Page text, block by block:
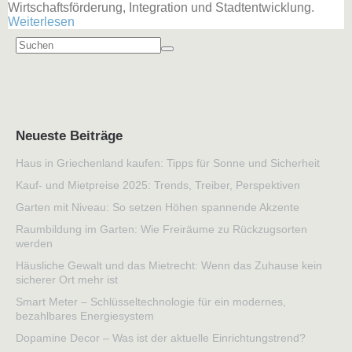
Wirtschaftsförderung, Integration und Stadtentwicklung.
Weiterlesen
Neueste Beiträge
Haus in Griechenland kaufen: Tipps für Sonne und Sicherheit
Kauf- und Mietpreise 2025: Trends, Treiber, Perspektiven
Garten mit Niveau: So setzen Höhen spannende Akzente
Raumbildung im Garten: Wie Freiräume zu Rückzugsorten
werden
Häusliche Gewalt und das Mietrecht: Wenn das Zuhause kein
sicherer Ort mehr ist
Smart Meter – Schlüsseltechnologie für ein modernes,
bezahlbares Energiesystem
Dopamine Decor – Was ist der aktuelle Einrichtungstrend?